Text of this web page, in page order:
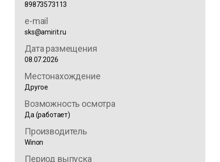
89873573113
e-mail
sks@amirit.ru
Дата размещения
08.07.2026
Местонахождение
Другое
Возможность осмотра
Да (работает)
Производитель
Winon
Период выпуска